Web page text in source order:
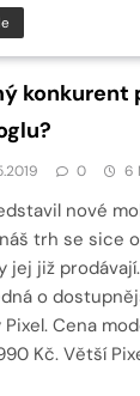
konkurent
0 6
nové
náš trh se sice
již
o
Cena
Kč. Větší